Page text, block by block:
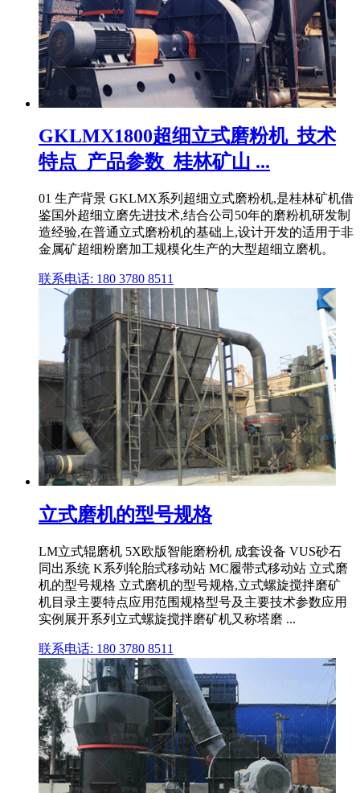
GKLMX1800超细立式磨粉机_技术
特点_产品参数_桂林矿山 ...
01 生产背景 GKLMX系列超细立式磨粉机,是桂林矿机借
鉴国外超细立磨先进技术,结合公司50年的磨粉机研发制
造经验,在普通立式磨粉机的基础上,设计开发的适用于非
金属矿超细粉磨加工规模化生产的大型超细立磨机。
联系电话: 180 3780 8511
立式磨机的型号规格
LM立式辊磨机 5X欧版智能磨粉机 成套设备 VUS砂石
同出系统 K系列轮胎式移动站 MC履带式移动站 立式磨
机的型号规格 立式磨机的型号规格,立式螺旋搅拌磨矿
机目录主要特点应用范围规格型号及主要技术参数应用
实例展开系列立式螺旋搅拌磨矿机又称塔磨 ...
联系电话: 180 3780 8511